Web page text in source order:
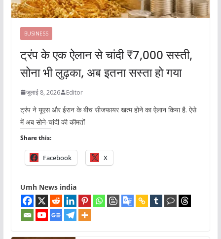
BUSINESS
ट्रंप के एक ऐलान से चांदी ₹7,000 सस्ती,
सोना भी लुढ़का, अब इतना सस्ता हो गया
जुलाई 8, 2026 Editor
ट्रंप ने यूएस और ईरान के बीच सीजफायर खत्म होने का ऐलान किया है. ऐसे
में अब सोने-चांदी की कीमतों
Share this:
Facebook X
Umh News india